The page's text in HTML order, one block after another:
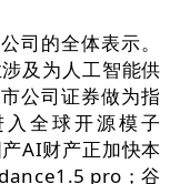
的全体表示。
及为人工智能供
公司证券做为指
全球开源模子
AI财产正加快本
pro；谷